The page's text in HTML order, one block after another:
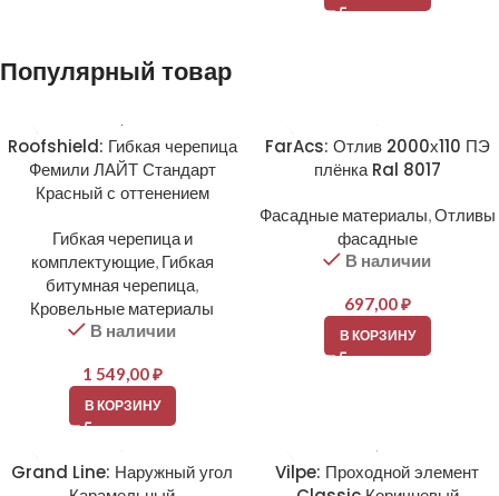
Популярный товар
Roofshield: Гибкая черепица
Фемили ЛАЙТ Стандарт
Красный с оттенением
Гибкая черепица и
комплектующие, Гибкая
битумная черепица,
Кровельные материалы
В наличии
1 549,00₽
В КОРЗИНУ
FarAcs: Отлив 2000х110 ПЭ
плёнка Ral 8017
Фасадные материалы,Отливы
фасадные
В наличии
697,00₽
В КОРЗИНУ
Grand Line: Наружный угол
Vilpe: Проходной элемент